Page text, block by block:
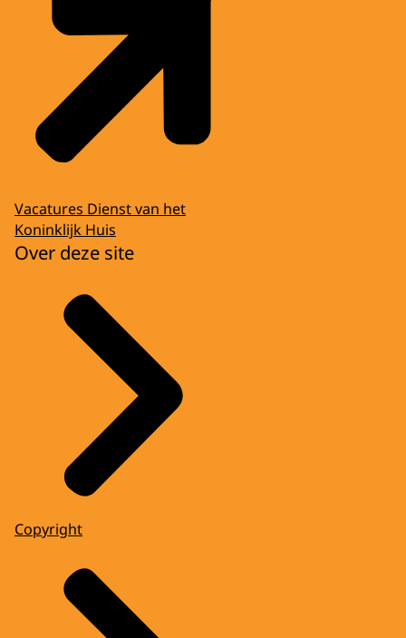
Vacatures Dienst van het
Koninklijk Huis
Over deze site
Copyright